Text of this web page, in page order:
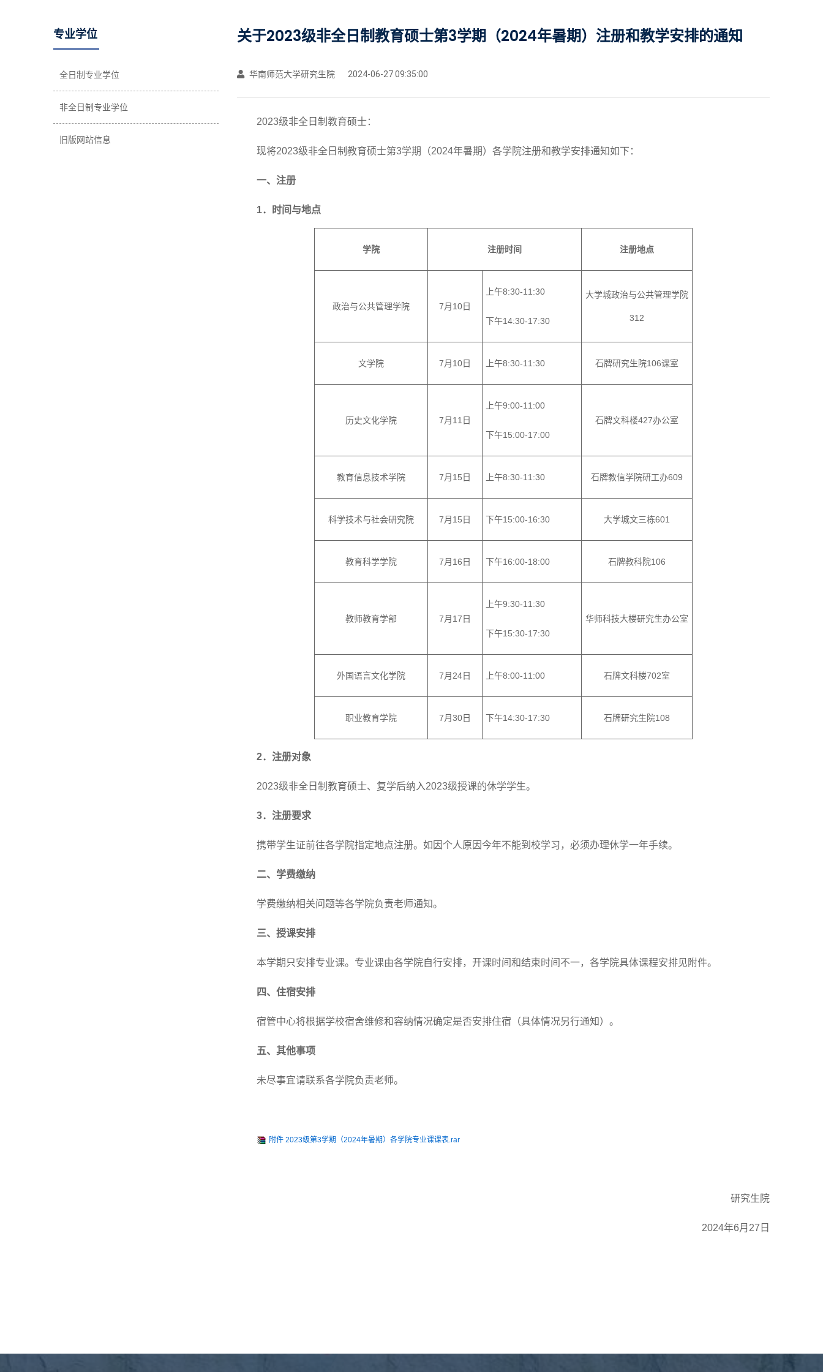
专业学位
全日制专业学位
非全日制专业学位
旧版网站信息
关于2023级非全日制教育硕士第3学期（2024年暑期）注册和教学安排的通知
华南师范大学研究生院 2024-06-27 09:35:00
2023级非全日制教育硕士：
现将2023级非全日制 教育硕士第3学期（2024年暑期） 各学院注册和教学安排通知如下 ：
一、注册
1．时间 与地点
学院 注册时间 注册地点
政治与公共管理学院 7月10日
上午8:30-11:30
下午14:30-17:30
大学城政治与公共管理学院
312
文学院 7月10日 上午8:30-11:30 石牌研究生院106课室
历史文化学院 7月11日
上午9:00-11:00
下午15:00-17:00
石牌文科楼427办公室
教育信息技术学院 7月15日 上午8:30-11 :30 石牌教信学院研工办609
科学技术与社会研究院 7月15日 下午15:00-16:30 大学城文三栋601
教育科学学院 7月16日 下午16:00-18:00 石牌教科院106
教师教育学部 7月17日
上午9:30-11:30
下午15:30-17:30
华师科技大楼研究生办公室
外国语言文化学院 7月24日 上午8:00-11:00 石牌文科楼702室
职业教育学院 7月30日 下午14:30-17:30 石牌研究生院108
2．注册对象
2023级非全日制教育硕士、复学后纳入2023级授课的休学学生。
3．注册要求
携带学生证前往各学院指定地点注册。如因个人原因今年不能到校学习，必须办理休学一年手续。
二、学费缴纳
学费缴纳相关问题等各学院负责老师通知。
三、授课安排
本学期只安排专业课。专业课由各学院自行安排， 开课时间和结束时间不一， 各学院具体课程安排见附件。
四、住宿安排
宿管中心将根据学校宿舍维修和容纳情况确定是否安排住宿（具体情况另行通知）。
五、其他事项
未尽事宜请联系各学院负责老师。
附件 2023级第3学期（2024年暑期）各学院专业课课表.rar
研究生院
2024年6月27日